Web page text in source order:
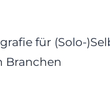
für (Solo-
Branchen